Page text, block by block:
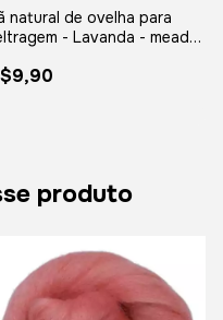
natural de ovelha para
- Lavanda - meada
produto